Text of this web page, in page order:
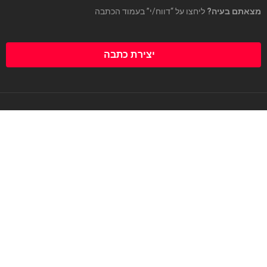
מצאתם בעיה? ליחצו על “דווח/י” בעמוד הכתבה
יצירת כתבה